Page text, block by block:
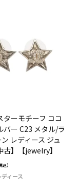
ターモチーフ ココ
バー C23 メタル/ラ
レディース ジュ
古】【jewelry】
込）
ディース